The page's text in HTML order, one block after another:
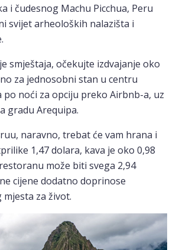
i čudesnog Machu Picchua, Peru
svijet arheoloških nalazišta i
smještaja, očekujte izdvajanje oko
za jednosobni stan u centru
po noći za opciju preko Airbnb-a, uz
gradu Arequipa.
naravno, trebat će vam hrana i
1,47 dolara, kava je oko 0,98
može biti svega 2,94
cijene dodatno doprinose
za život.